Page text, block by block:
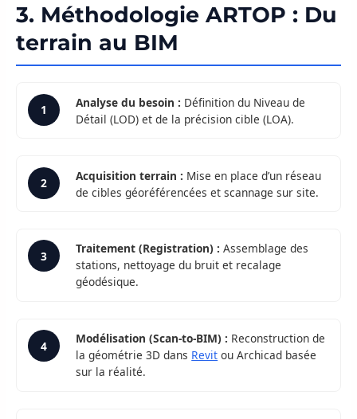
3. Méthodologie ARTOP : Du
terrain au BIM
1 Analyse du besoin : Définition du Niveau de
Détail (LOD) et de la précision cible (LOA).
2 Acquisition terrain : Mise en place d’un réseau
de cibles géoréférencées et scannage sur site.
3 Traitement (Registration) : Assemblage des
stations, nettoyage du bruit et recalage
géodésique.
4 Modélisation (Scan-to-BIM) : Reconstruction de
la géométrie 3D dans Revit ou Archicad basée
sur la réalité.